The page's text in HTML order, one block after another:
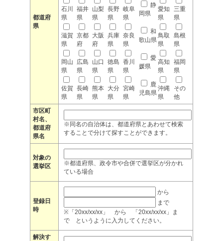
都道府
県
石川
県
福井
県
山梨
県
長野
県
岐阜
県
静
岡県
愛知
県
三重
県
滋賀
県
京都
府
大阪
府
兵庫
県
奈良
県
和
歌山県
鳥取
県
島根
県
岡山
県
広島
県
山口
県
徳島
県
香川
県
愛
媛県
高知
県
福岡
県
佐賀
県
長崎
県
熊本
県
大分
県
宮崎
県
鹿
児島県
沖縄
県
その
他
市区町
村名、
都道府
県名
※同名の自治体は、都道府県とあわせて検索
することで分けて探すことができます。
対象の
選挙区
※都道府県、政令市や合併で選挙区が分かれ
ている場合
登録日
時
から
まで
※「20xx/xx/xx」 から 「20xx/xx/xx」ま
で というように入力してください。
解決す